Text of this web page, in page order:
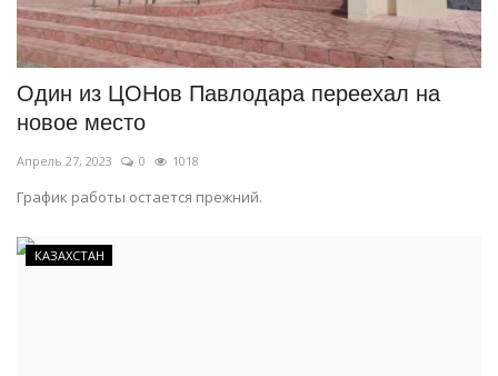
Один из ЦОНов Павлодара переехал на
новое место
Апрель 27, 2023 0 1018
График работы остается прежний.
КАЗАХСТАН